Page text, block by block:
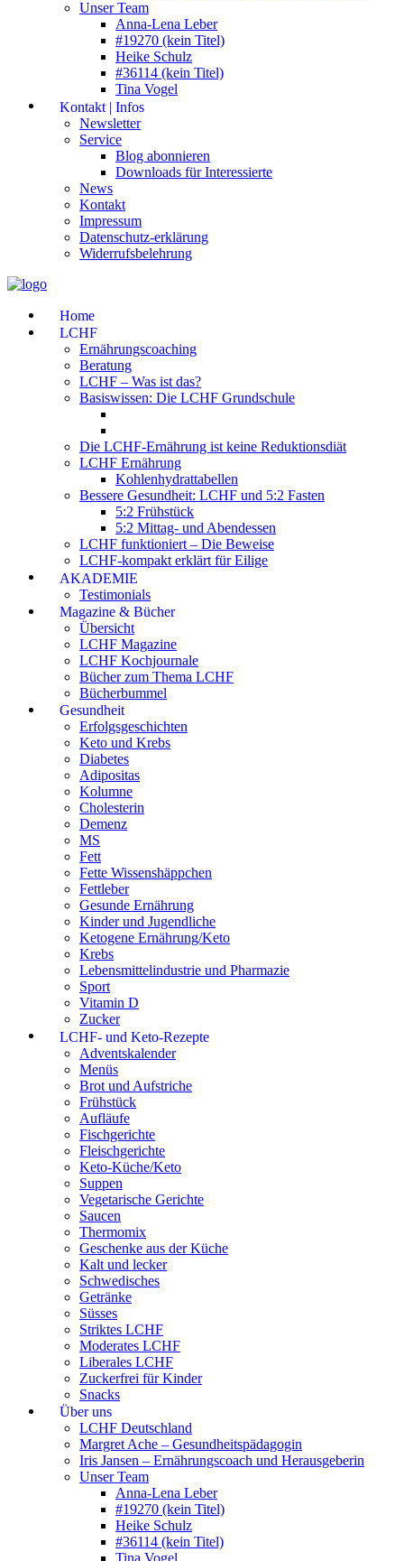
Unser Team
Anna-Lena Leber
#19270 (kein Titel)
Heike Schulz
#36114 (kein Titel)
Tina Vogel
Kontakt | Infos
Newsletter
Service
Blog abonnieren
Downloads für Interessierte
News
Kontakt
Impressum
Datenschutz-erklärung
Widerrufsbelehrung
Home
LCHF
Ernährungscoaching
Beratung
LCHF – Was ist das?
Basiswissen: Die LCHF Grundschule
Die LCHF-Ernährung ist keine Reduktionsdiät
LCHF Ernährung
Kohlenhydrattabellen
Bessere Gesundheit: LCHF und 5:2 Fasten
5:2 Frühstück
5:2 Mittag- und Abendessen
LCHF funktioniert – Die Beweise
LCHF-kompakt erklärt für Eilige
AKADEMIE
Testimonials
Magazine & Bücher
Übersicht
LCHF Magazine
LCHF Kochjournale
Bücher zum Thema LCHF
Bücherbummel
Gesundheit
Erfolgsgeschichten
Keto und Krebs
Diabetes
Adipositas
Kolumne
Cholesterin
Demenz
MS
Fett
Fette Wissenshäppchen
Fettleber
Gesunde Ernährung
Kinder und Jugendliche
Ketogene Ernährung/Keto
Krebs
Lebensmittelindustrie und Pharmazie
Sport
Vitamin D
Zucker
LCHF- und Keto-Rezepte
Adventskalender
Menüs
Brot und Aufstriche
Frühstück
Aufläufe
Fischgerichte
Fleischgerichte
Keto-Küche/Keto
Suppen
Vegetarische Gerichte
Saucen
Thermomix
Geschenke aus der Küche
Kalt und lecker
Schwedisches
Getränke
Süsses
Striktes LCHF
Moderates LCHF
Liberales LCHF
Zuckerfrei für Kinder
Snacks
Über uns
LCHF Deutschland
Margret Ache – Gesundheitspädagogin
Iris Jansen – Ernährungscoach und Herausgeberin
Unser Team
Anna-Lena Leber
#19270 (kein Titel)
Heike Schulz
#36114 (kein Titel)
Tina Vogel